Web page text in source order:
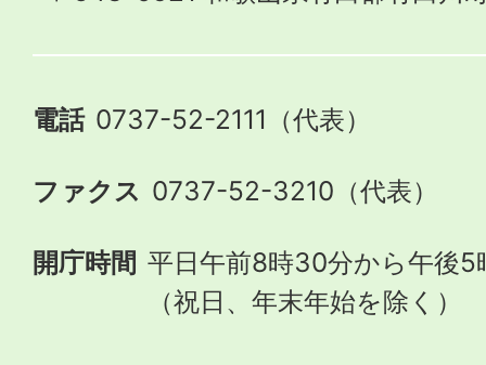
電話 0737-52-2111（代表）
ファクス 0737-52-3210（代表）
開庁時間 平日午前8時30分から午後5
（祝日、年末年始を除く）